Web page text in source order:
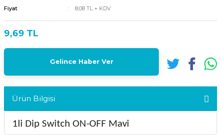
Fiyat
8,08 TL + KDV
9,69 TL
Gelince Haber Ver
Ürün Bilgisi
1li Dip Switch ON-OFF Mavi